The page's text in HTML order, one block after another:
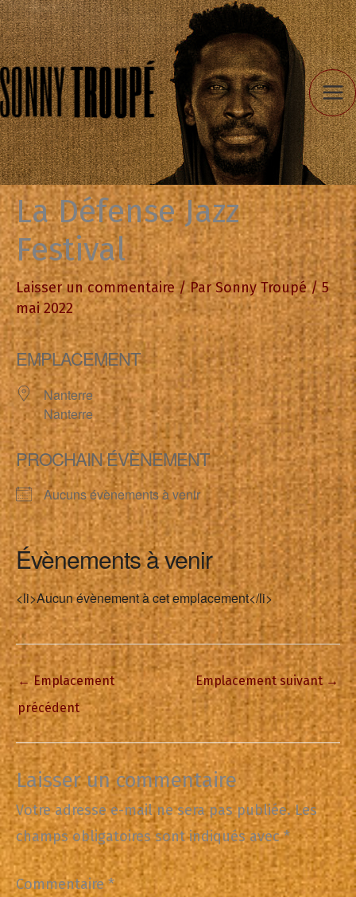
Aller
au
contenu
La Défense Jazz
Festival
Laisser un commentaire / ParSonny Troupé/5
mai 2022
EMPLACEMENT
Nanterre
Nanterre
PROCHAIN ÉVÈNEMENT
Aucuns évènements à venir
Évènements à venir
<li>Aucun évènement à cet emplacement</li>
←Emplacement
précédent
Emplacement suivant →
Laisser un commentaire
Votre adresse e-mail ne sera pas publiée. Les
champs obligatoires sont indiqués avec*
Commentaire*